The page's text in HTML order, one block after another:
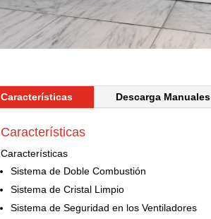
Características Descarga Manuales
Características
Características
Sistema de Doble Combustión
Sistema de Cristal Limpio
Sistema de Seguridad en los Ventiladores